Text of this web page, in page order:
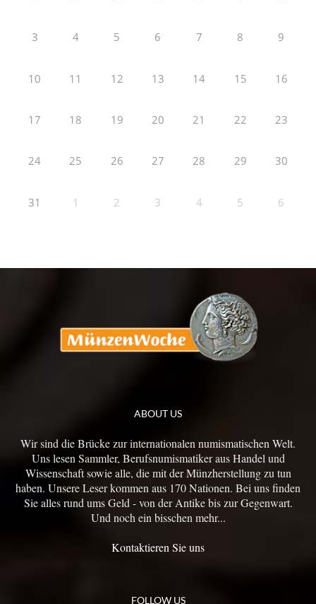
3 4 5 6 7 8 9
10 11 12 13 14 15 16
17 18 19 20 21 22 23
24 25 26 27 28 29 30
31 1 2 3 4 5 6
ABOUT US
Wir sind die Brücke zur internationalen numismatischen Welt.
Uns lesen Sammler, Berufsnumismatiker aus Handel und
Wissenschaft sowie alle, die mit der Münzherstellung zu tun
haben. Unsere Leser kommen aus 170 Nationen. Bei uns finden
Sie alles rund ums Geld - von der Antike bis zur Gegenwart.
Und noch ein bisschen mehr...
Kontaktieren Sie uns
FOLLOW US